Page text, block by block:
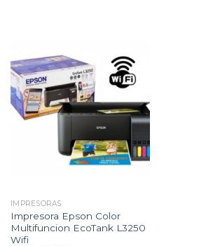
IMPRESORAS
Impresora Epson Color
Multifuncion EcoTank L3250
Wifi